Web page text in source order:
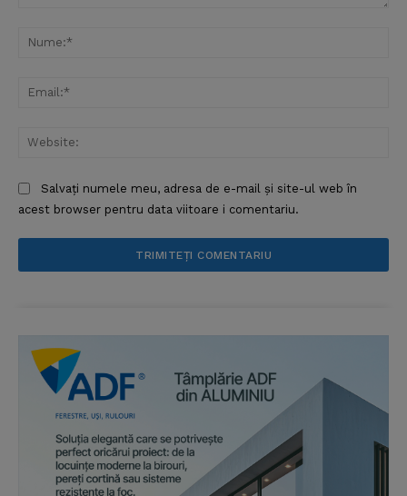
Salvați numele meu, adresa de e-mail și site-ul web în
acest browser pentru data viitoare i comentariu.